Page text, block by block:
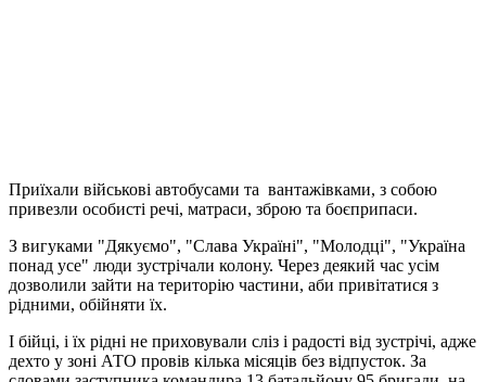
Приїхали військові автобусами та вантажівками, з собою
привезли особисті речі, матраси, зброю та боєприпаси.
З вигуками "Дякуємо", "Слава Україні", "Молодці", "Україна
понад усе" люди зустрічали колону. Через деякий час усім
дозволили зайти на територію частини, аби привітатися з
рідними, обійняти їх.
І бійці, і їх рідні не приховували сліз і радості від зустрічі, адже
дехто у зоні АТО провів кілька місяців без відпусток. За